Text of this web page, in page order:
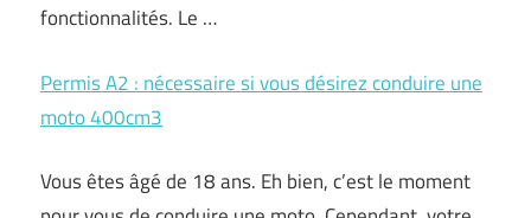
fonctionnalités. Le …
Permis A2 : nécessaire si vous désirez conduire une
moto 400cm3
Vous êtes âgé de 18 ans. Eh bien, c’est le moment